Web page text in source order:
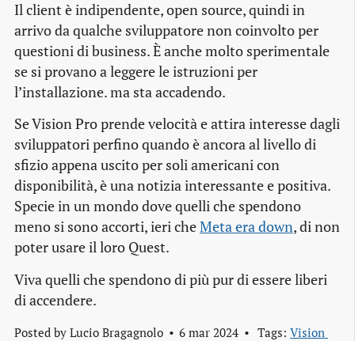
Il client è indipendente, open source, quindi in
arrivo da qualche sviluppatore non coinvolto per
questioni di business. È anche molto sperimentale
se si provano a leggere le istruzioni per
l’installazione. ma sta accadendo.
Se Vision Pro prende velocità e attira interesse dagli
sviluppatori perfino quando è ancora al livello di
sfizio appena uscito per soli americani con
disponibilità, è una notizia interessante e positiva.
Specie in un mondo dove quelli che spendono
meno si sono accorti, ieri cheMeta era down, di non
poter usare il loro Quest.
Viva quelli che spendono di più pur di essere liberi
di accendere.
Posted by Lucio Bragagnolo 6 mar 2024 Tags: Vision